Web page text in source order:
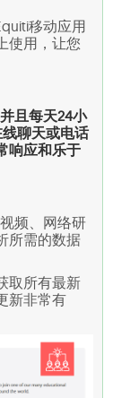
移动应用
使用，让您
并且每天24小
聊天或电话
响应和乐于
频、网络研
所需的数据
取所有最新
新非常有